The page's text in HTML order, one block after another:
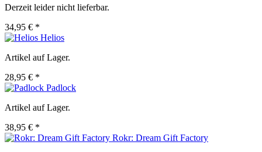
Derzeit leider nicht lieferbar.
34,95 € *
Helios
Artikel auf Lager.
28,95 € *
Padlock
Artikel auf Lager.
38,95 € *
Rokr: Dream Gift Factory